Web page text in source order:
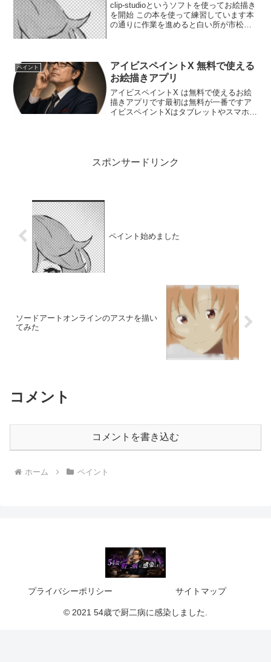
clip-studioというソフトを使ってお絵描き
を開始 この本を使って練習しています本
の通りに作業を進めると白い所が市松模
ペイント
アイビスペイントX 無料で使える
お絵描きアプリ
アイビスペイントX は無料で使えるお絵
描きアプリです最初は無料が一番ですア
イビスペイントXはタブレットやスマホで
スポンサードリンク
ペイント始めました
ソードアートオンラインのアスナを描い
てみた
コメント
コメントを書き込む
ホーム ペイント
プライバシーポリシー サイトマップ
© 2021 54歳で厨二病に感染しました.